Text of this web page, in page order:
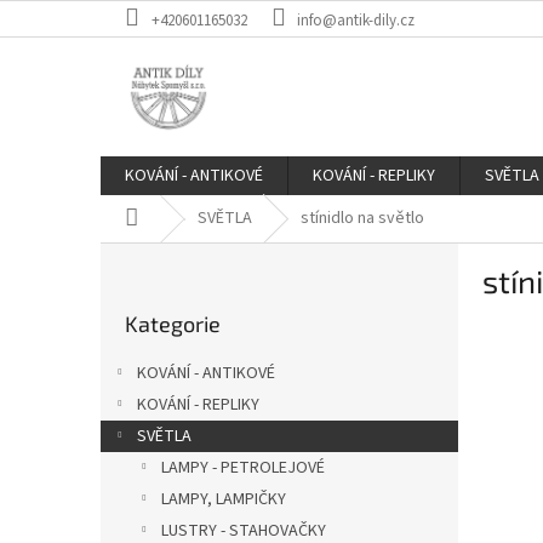
na
+420601165032 info@antik-dily.cz
KOVÁNÍ - ANTIKOVÉ KOVÁNÍ - REPLIKY SVĚTLA
Domů SVĚTLA stínidlo na světlo
n
kategorie
Kategorie
KOVÁNÍ - ANTIKOVÉ
KOVÁNÍ - REPLIKY
SVĚTLA
LAMPY - PETROLEJOVÉ
LAMPY, LAMPIČKY
LUSTRY - STAHOVAČKY